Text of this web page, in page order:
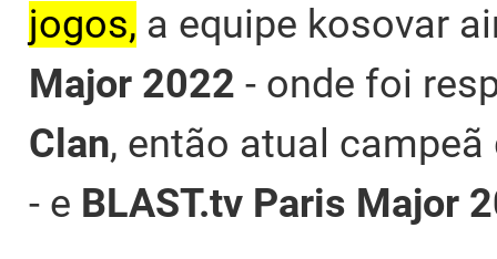
jogos, a equipe kosovar
Major 2022 - onde foi
Clan, então atual
- e BLAST.tv Paris Major